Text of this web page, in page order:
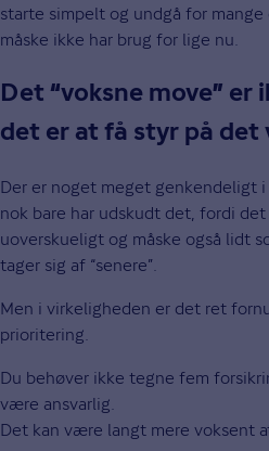
starte simpelt og undgå for
måske ikke har brug for lige nu.
Det “voksne move” er
det er at få styr på
Der er noget meget genkendeligt
nok bare har udskudt det, fordi
uoverskueligt og måske også lidt
tager sig af “senere”.
Men i virkeligheden er det ret
prioritering.
Du behøver ikke tegne fem
være ansvarlig.
Det kan være langt mere voksent